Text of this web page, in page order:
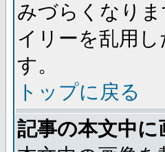
みづらくなり
イリーを乱用
す。
トップに戻る
記事の本文中